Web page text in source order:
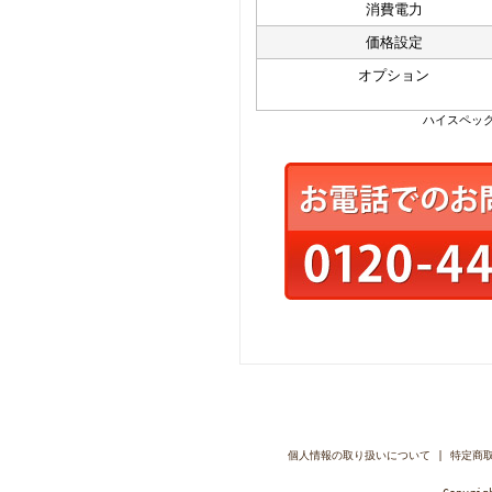
消費電力
価格設定
オプション
ハイスペッ
個人情報の取り扱いについて | 特定商